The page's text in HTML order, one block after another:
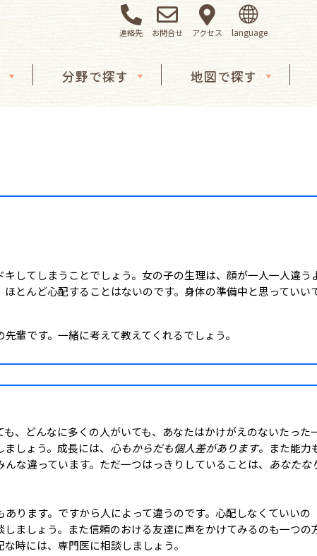
連絡先 お問合せ アクセス
分野で探す 地図で探す
してしまうことでしょう。女の子の生理は、顔が一人一人違う
とんど心配することはないのです。身体の準備中と思っていい
輩です。一緒に考えて教えてくれるでしょう。
、どんなに多くの人がいても、あなたはかけがえのないたった
しょう。成長には、 心もからだも個人差があります。また能力
な違っています。ただ一つはっきりしていることは、 あなたな
ります。ですから人によって違うのです。心配しなくていいの
ましょう。また信頼のおける友達に声をかけてみるのも一つの
時には、専門医に相談しましょう。